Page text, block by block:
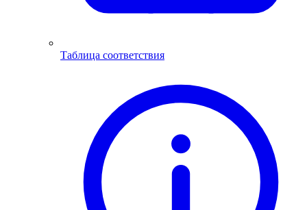
Таблица соответствия